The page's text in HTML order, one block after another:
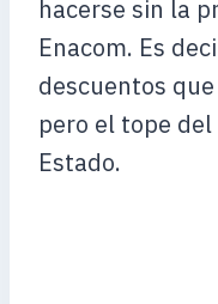
hacerse sin la
Enacom. Es
descuentos
pero el tope
Estado.